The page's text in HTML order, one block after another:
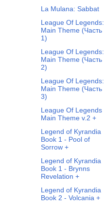
La Mulana: Sabbat
League Of Legends:
Main Theme (Часть
1)
League Of Legends:
Main Theme (Часть
2)
League Of Legends:
Main Theme (Часть
3)
League Of Legends
Main Theme v.2 +
Legend of Kyrandia
Book 1 - Pool of
Sorrow +
Legend of Kyrandia
Book 1 - Brynns
Revelation +
Legend of Kyrandia
Book 2 - Volcania +